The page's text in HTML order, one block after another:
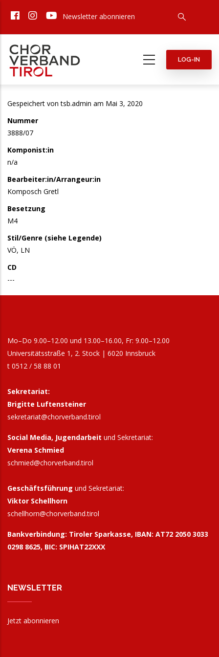
zum
Newsletter abonnieren
LOG-IN
Gespeichert vontsb.admin am Mai 3, 2020
Nummer
3888/07
Komponist:in
n/a
Bearbeiter:in/Arrangeur:in
Komposch Gretl
Besetzung
M4
Stil/Genre (siehe Legende)
VÖ, LN
CD
---
Mo–Do 9.00–12.00 und 13.00–16.00, Fr: 9.00–12.00
Universitätsstraße 1, 2. Stock | 6020 Innsbruck
t 0512 / 58 88 01
Sekretariat:
Brigitte Luftensteiner
sekretariat@chorverband.tirol
Social Media, Jugendarbeit und Sekretariat:
Verena Schmied
schmied@chorverband.tirol
Geschäftsführung und Sekretariat:
Viktor Schellhorn
schellhorn@chorverband.tirol
Bankverbindung: Tiroler Sparkasse, IBAN: AT72 2050 3033
0298 8625, BIC: SPIHAT22XXX
NEWSLETTER
Jetzt abonnieren